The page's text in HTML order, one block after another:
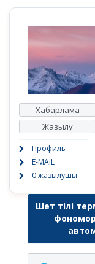
Хабарлама
Жазылу
Профиль
E-MAIL
0 жазылушы
Шет тілі